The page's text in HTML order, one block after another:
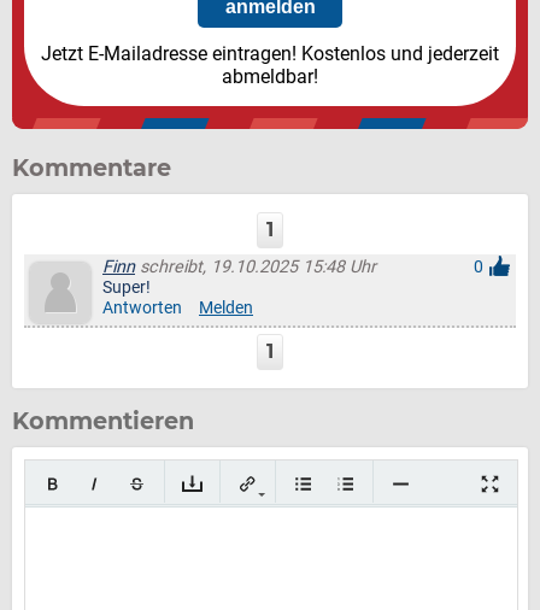
Jetzt E-Mailadresse eintragen! Kostenlos und jederzeit
abmeldbar!
Kommentare
1
Finnschreibt, 19.10.2025 15:48 Uhr
0
Super!
Antworten
Melden
1
Kommentieren